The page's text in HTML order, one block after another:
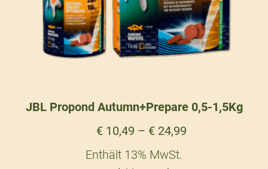
JBL Propond Autumn+Prepare 0,5-1,5Kg
€ 10,49 – € 24,99
Enthält 13% MwSt.